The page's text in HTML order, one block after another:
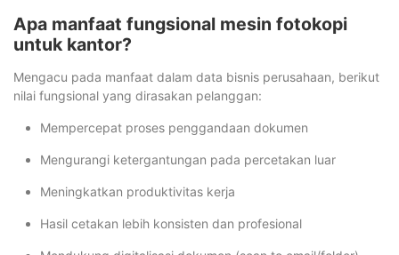
Apa manfaat fungsional mesin fotokopi
untuk kantor?
Mengacu pada manfaat dalam data bisnis perusahaan, berikut
nilai fungsional yang dirasakan pelanggan:
Mempercepat proses penggandaan dokumen
Mengurangi ketergantungan pada percetakan luar
Meningkatkan produktivitas kerja
Hasil cetakan lebih konsisten dan profesional